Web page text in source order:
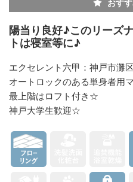
おす
陽当り良好♪このリーズ
トは寝室等に♪
エクセレント六甲：神戸市灘
オートロックのある単身者用
最上階はロフト付き☆
神戸大学生歓迎☆